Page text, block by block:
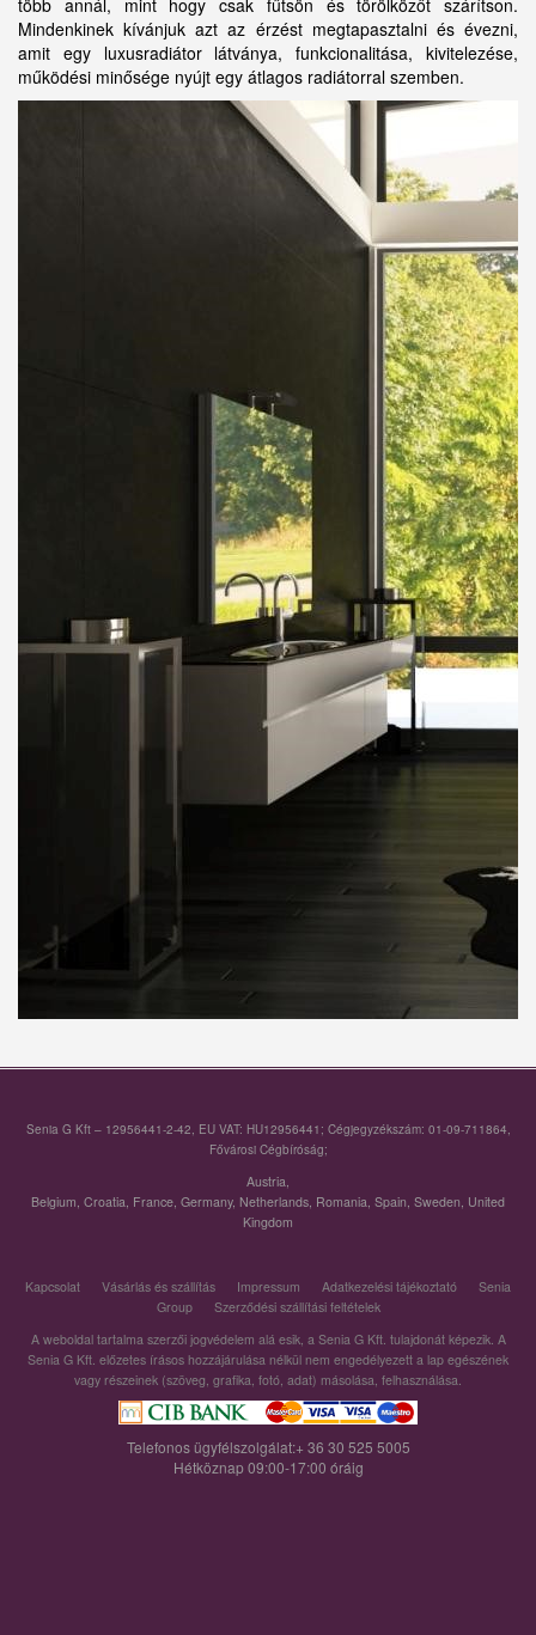
több annál, mint hogy csak fűtsön és törölközőt szárítson.
Mindenkinek kívánjuk azt az érzést megtapasztalni és évezni,
amit egy luxusradiátor látványa, funkcionalitása, kivitelezése,
működési minősége nyújt egy átlagos radiátorral szemben.
Senia G Kft – 12956441-2-42, EU VAT: HU12956441; Cégjegyzékszám: 01-09-711864,
Fővárosi Cégbíróság;
Austria,
Belgium, Croatia, France, Germany, Netherlands, Romania, Spain, Sweden, United
Kingdom
Kapcsolat Vásárlás és szállítás Impressum Adatkezelési tájékoztató
Senia
Group
Szerződési szállítási feltételek
A weboldal tartalma szerzői jogvédelem alá esik, a Senia G Kft. tulajdonát képezik. A
Senia G Kft. előzetes írásos hozzájárulása nélkül nem engedélyezett a lap egészének
vagy részeinek (szöveg, grafika, fotó, adat) másolása, felhasználása.
Telefonos ügyfélszolgálat:+ 36 30 525 5005
Hétköznap 09:00-17:00 óráig